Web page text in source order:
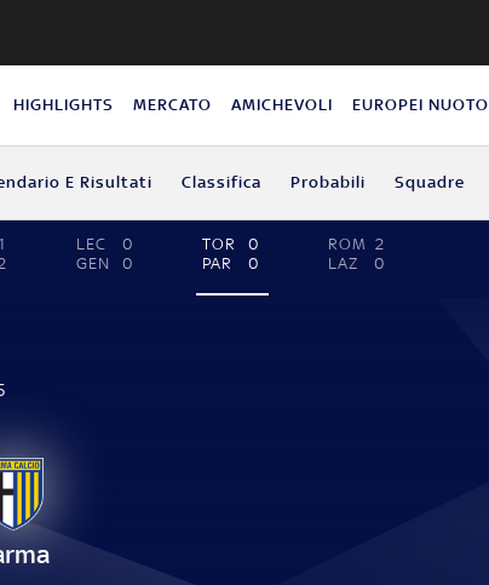
HIGHLIGHTS MERCATO AMICHEVOLI EUROPEI NUOTO
E Risultati Classifica Probabili Squadre
1
LEC
0
GEN
0
TOR
0
PAR
0
ROM 2
LAZ
0